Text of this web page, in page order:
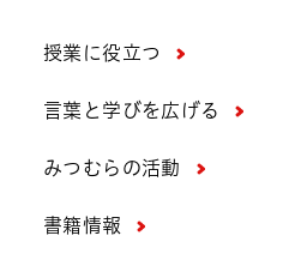
授業に役立つ
言葉と学びを広げる
みつむらの活動
書籍情報